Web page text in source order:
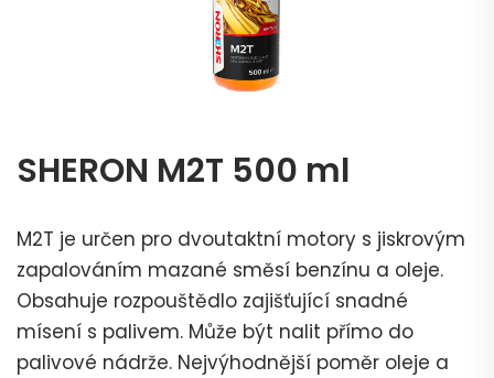
SHERON M2T 500 ml
M2T je určen pro dvoutaktní motory s jiskrovým
zapalováním mazané směsí benzínu a oleje.
Obsahuje rozpouštědlo zajišťující snadné
mísení s palivem. Může být nalit přímo do
palivové nádrže. Nejvýhodnější poměr oleje a